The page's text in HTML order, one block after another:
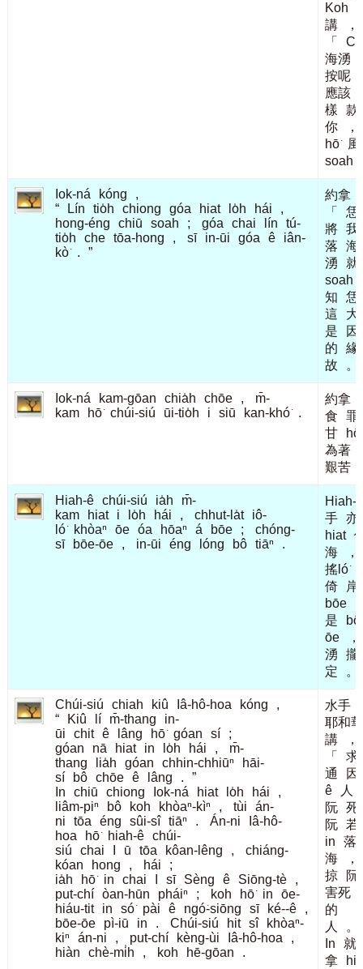
Koh
講
，
「
海湧
按呢
應該
樣
款
你
，
hō͘
soah
Iok-ná kóng
,
“
Lín tio̍h chiong góa hiat lo̍h hái
,
hong-éng
chiū soah ; góa chai lín
tú-
tio̍h
che tōa-hong , sī in-ūi góa ê
iân-
kò͘
. ”
約拿
「
恁
將 我
落
海
湧
就
soah
知
恁
這
大
是
因
的
緣
故
。
Iok-ná kam-gōan chia̍h chōe ,
m̄-
kam
hō͘ chúi-siú ūi-tio̍h i siū kan-khó͘ .
約拿
食
罪
甘
hō͘
為著
艱苦
Hiah-ê chúi-siú ia̍h
m̄-
kam
hiat i lo̍h hái , chhut-la̍t
iô-
ló͘
khòaⁿ ōe óa hōaⁿ á bōe ;
chóng-
sī
bōe-ōe , in-ūi éng lóng bô tiāⁿ .
Hiah-ê
手 亦
hiat
海
，
搖ló͘
倚
岸
bōe
是
ōe
，
湧
攏
定
。
Chúi-siú chiah kiû Iâ-hô-hoa kóng
,
“
Kiû lí m̄-thang
in-
ūi
chit ê lâng hō͘ góan sí
;
góan
nā hiat in lo̍h hái ,
m̄-
thang
lia̍h góan chhin-chhiūⁿ
hāi-
sí
bô chōe ê lâng .
”
In
chiū chiong Iok-ná hiat lo̍h hái
,
liâm-piⁿ
bô koh khòaⁿ-kìⁿ , tùi
án-
ni
tōa éng sûi-sî tiāⁿ . Án-ni
Iâ-hô-
hoa
hō͘ hiah-ê chúi-
siú
chai ū tōa kôan-lêng ,
chiáng-
kóan
hong , hái
;
ia̍h
hō͘ in chai sī Sèng ê Siōng-tè
,
put-chí òan-hūn pháiⁿ ; koh hō͘ in
ōe-
hiáu-tit
in só͘ pài ê ngó͘-siōng sī ké--ê
,
bōe-ōe
pì-iū in . Chúi-siú hit sî
khòaⁿ-
kiⁿ
án-ni , put-chí kèng-ùi Iâ-hô-hoa
,
hiàn
chè-mi̍h , koh hē-gōan .
水手
耶和華
講
，
「
求
通
因
ê
人
阮 死
阮
若
in
落
海
，
掠
阮
害死
的
人
。
In
就
拿